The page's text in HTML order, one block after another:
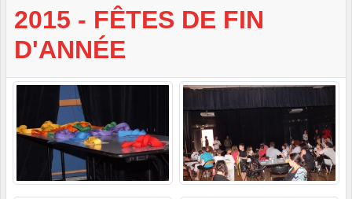
2015 - FÊTES DE FIN
D'ANNÉE